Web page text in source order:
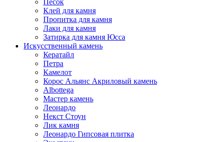
Песок
Клей для камня
Пропитка для камня
Лаки для камня
Затирка для камня Юсса
Искусственный камень
Кератайл
Петра
Камелот
Корос Альянс Акриловый камень
Albottega
Мастер камень
Леонардо
Некст Стоун
Лик камня
Леонардо Гипсовая плитка